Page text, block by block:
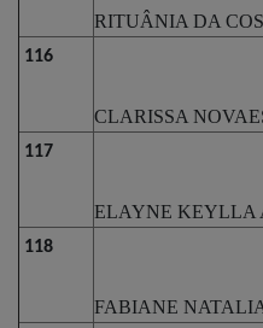
RITUÂNIA DA
116
CLARISSA
117
ELAYNE KEYLLA
118
FABIANE